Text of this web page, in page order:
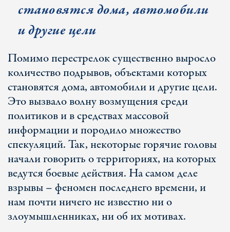
становятся дома, автомобили
и другие цели
Помимо перестрелок существенно выросло
количество подрывов, объектами которых
становятся дома, автомобили и другие цели.
Это вызвало волну возмущения среди
политиков и в средствах массовой
информации и породило множество
спекуляций. Так, некоторые горячие головы
начали говорить о территориях, на которых
ведутся боевые действия. На самом деле
взрывы – феномен последнего времени, и
нам почти ничего не известно ни о
злоумышленниках, ни об их мотивах.